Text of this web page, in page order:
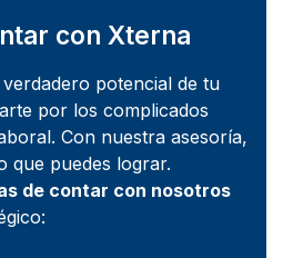
con Xterna
potencial de tu
por los complicados
Con nuestra asesoría,
que puedes lograr.
de contar con nosotros